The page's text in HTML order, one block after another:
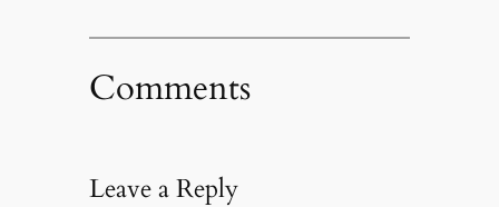
Comments
Leave a Reply